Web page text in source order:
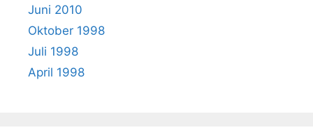
Juni 2010
Oktober 1998
Juli 1998
April 1998